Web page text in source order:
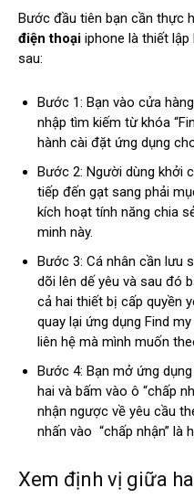
Bước đầu tiên bạn cần thực
điện thoại iphone là thiết
sau:
Bước 1: Bạn vào cửa
nhập tìm kiếm từ khóa
hành cài đặt ứng dụng
Bước 2: Người dùng khởi
tiếp đến gạt sang phải
kích hoạt tính năng chia
minh này.
Bước 3: Cá nhân cần lưu
dõi lên dế yêu và sau đó
cả hai thiết bị cấp quyền
quay lại ứng dụng Find
liên hệ mà mình muốn
Bước 4: Bạn mở ứng
hai và bấm vào ô “chấp
nhận ngược về yêu cầu
nhấn vào “chấp nhận” là
Xem định vị giữa